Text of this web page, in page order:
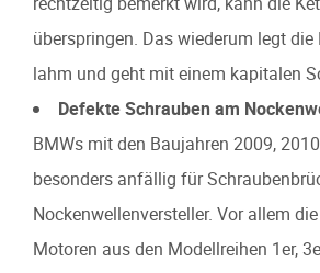
überspringen. Das wiederum legt
lahm und geht mit einem kapitalen
Defekte Schrauben am
BMWs mit den Baujahren 2009,
besonders anfällig für
Nockenwellenversteller. Vor allem
Motoren aus den Modellreihen 1er,